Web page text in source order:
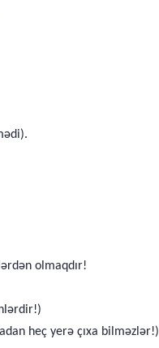
olmaqdır!
heç yerə çıxa bilməzlər!)